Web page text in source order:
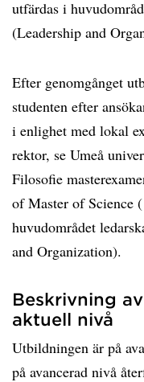
utfärdas i
(Leadership and
Efter genomgånget
studenten efter
i enlighet med lokal
rektor, se Umeå
Filosofie
of Master of Science
huvudområdet
and Organization).
Beskrivning
aktuell nivå
Utbildningen är på
på avancerad nivå